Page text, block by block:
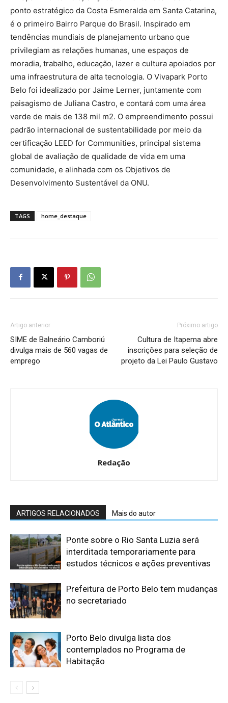
ponto estratégico da Costa Esmeralda em Santa Catarina,
é o primeiro Bairro Parque do Brasil. Inspirado em
tendências mundiais de planejamento urbano que
privilegiam as relações humanas, une espaços de
moradia, trabalho, educação, lazer e cultura apoiados por
uma infraestrutura de alta tecnologia. O Vivapark Porto
Belo foi idealizado por Jaime Lerner, juntamente com
paisagismo de Juliana Castro, e contará com uma área
verde de mais de 138 mil m2. O empreendimento possui
padrão internacional de sustentabilidade por meio da
certificação LEED for Communities, principal sistema
global de avaliação de qualidade de vida em uma
comunidade, e alinhada com os Objetivos de
Desenvolvimento Sustentável da ONU.
TAGS home_destaque
Artigo anterior
SIME de Balneário Camboriú
divulga mais de 560 vagas de
emprego
Próximo artigo
Cultura de Itapema abre
inscrições para seleção de
projeto da Lei Paulo Gustavo
Redação
ARTIGOS RELACIONADOS Mais do autor
Ponte sobre o Rio Santa Luzia será
interditada temporariamente para
estudos técnicos e ações preventivas
​Prefeitura de Porto Belo tem mudanças
no secretariado
​Porto Belo divulga lista dos
contemplados no Programa de
Habitação